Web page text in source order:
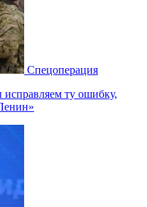
Спецоперация
ту ошибку,